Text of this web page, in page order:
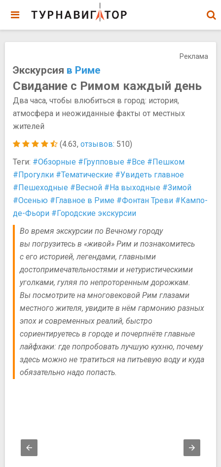
Реклама
Экскурсия в Риме
Свидание с Римом каждый день
Два часа, чтобы влюбиться в город: история,
атмосфера и неожиданные факты от местных
жителей
(4.63, отзывов: 510)
Теги: #Обзорные #Групповые #Все #Пешком
#Прогулки #Тематические #Увидеть главное
#Пешеходные #Весной #На выходные #Зимой
#Осенью #Главное в Риме #Фонтан Треви #Кампо-
де-Фьори #Городские экскурсии
Во время экскурсии по Вечному городу
вы погрузитесь в «живой» Рим и познакомитесь
с его историей, легендами, главными
достопримечательностями и нетуристическими
уголками, гуляя по непроторенным дорожкам.
Вы посмотрите на многовековой Рим глазами
местного жителя, увидите в нём гармонию разных
эпох и современных реалий, быстро
сориентируетесь в городе и почерпнёте главные
лайфхаки: где попробовать лучшую кухню, почему
здесь можно не тратиться на питьевую воду и куда
обязательно надо попасть.